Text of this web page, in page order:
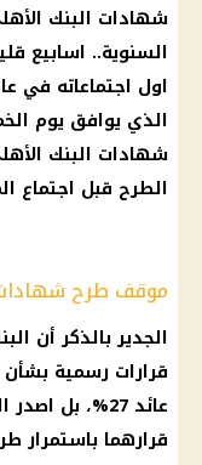
شهادات البنك
السنوية.. اسابيع
اول اجتماعاته في
الذي يوافق يوم
شهادات البنك
الطرح قبل اجتماع
موقف طرح شهادات
الجدير بالذكر أن
قرارات رسمية
عائد 27%، بل
قرارهما باستمرار